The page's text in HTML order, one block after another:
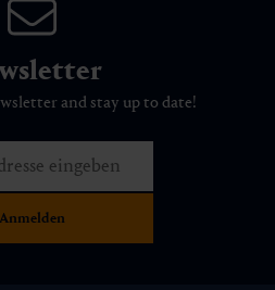
and stay up to date!